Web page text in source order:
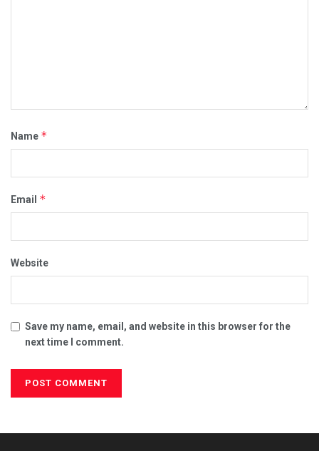
Name *
Email *
Website
Save my name, email, and website in this browser for the
next time I comment.